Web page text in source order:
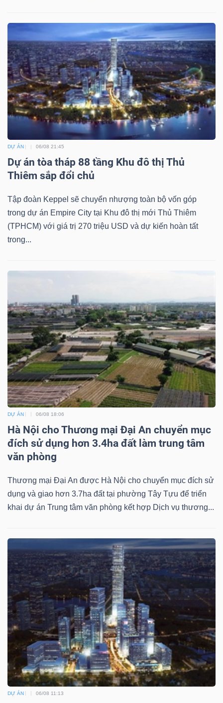
DỰ ÁN 06/08 21:45
Dự án tòa tháp 88 tầng Khu đô thị Thủ
Thiêm sắp đổi chủ
Tập đoàn Keppel sẽ chuyển nhượng toàn bộ vốn góp
trong dự án Empire City tại Khu đô thị mới Thủ Thiêm
(TPHCM) với giá trị 270 triệu USD và dự kiến hoàn tất
trong...
DỰ ÁN 06/08 18:06
Hà Nội cho Thương mại Đại An chuyển mục
đích sử dụng hơn 3.4ha đất làm trung tâm
văn phòng
Thương mại Đại An được Hà Nội cho chuyển mục đích sử
dụng và giao hơn 3.7ha đất tại phường Tây Tựu để triển
khai dự án Trung tâm văn phòng kết hợp Dịch vụ thương...
DỰ ÁN 06/08 11:13
Thuật
(-)
Dịch
vụ
(-)
Đào
tạo
Sách
tài
Công
cụ
đầu
tư
thông
tài
chính
liệu
chính